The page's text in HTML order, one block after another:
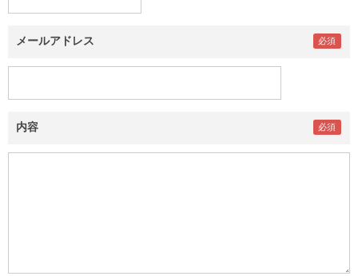
メールアドレス
内容